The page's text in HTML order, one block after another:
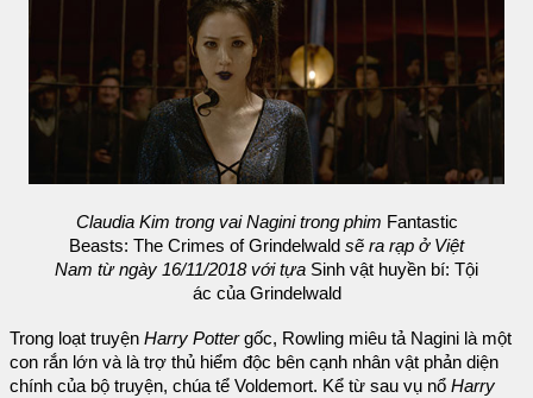
Claudia Kim trong vai Nagini trong phim Fantastic
Beasts: The Crimes of Grindelwald sẽ ra rạp ở Việt
Nam từ ngày 16/11/2018 với tựa Sinh vật huyền bí: Tội
ác của Grindelwald
Trong loạt truyện Harry Pottergốc, Rowling miêu tả Nagini là một
con rắn lớn và là trợ thủ hiểm độc bên cạnh nhân vật phản diện
chính của bộ truyện, chúa tể Voldemort. Kể từ sau vụ nổ Harry